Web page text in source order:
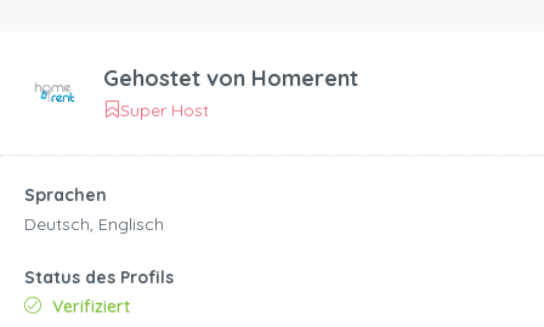
Gehostet von Homerent
Super Host
Sprachen
Deutsch, Englisch
Status des Profils
Verifiziert